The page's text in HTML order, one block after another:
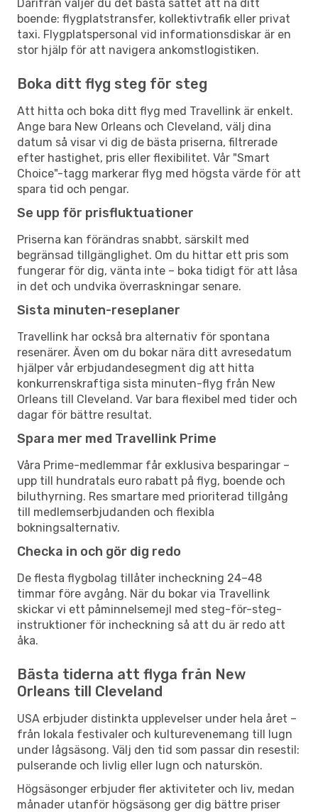
Därifrån väljer du det bästa sättet att nå ditt
boende: flygplatstransfer, kollektivtrafik eller privat
taxi. Flygplatspersonal vid informationsdiskar är en
stor hjälp för att navigera ankomstlogistiken.
Boka ditt flyg steg för steg
Att hitta och boka ditt flyg med Travellink är enkelt.
Ange bara New Orleans och Cleveland, välj dina
datum så visar vi dig de bästa priserna, filtrerade
efter hastighet, pris eller flexibilitet. Vår "Smart
Choice"-tagg markerar flyg med högsta värde för att
spara tid och pengar.
Se upp för prisfluktuationer
Priserna kan förändras snabbt, särskilt med
begränsad tillgänglighet. Om du hittar ett pris som
fungerar för dig, vänta inte – boka tidigt för att låsa
in det och undvika överraskningar senare.
Sista minuten-reseplaner
Travellink har också bra alternativ för spontana
resenärer. Även om du bokar nära ditt avresedatum
hjälper vår erbjudandesegment dig att hitta
konkurrenskraftiga sista minuten-flyg från New
Orleans till Cleveland. Var bara flexibel med tider och
dagar för bättre resultat.
Spara mer med Travellink Prime
Våra Prime-medlemmar får exklusiva besparingar –
upp till hundratals euro rabatt på flyg, boende och
biluthyrning. Res smartare med prioriterad tillgång
till medlemserbjudanden och flexibla
bokningsalternativ.
Checka in och gör dig redo
De flesta flygbolag tillåter incheckning 24–48
timmar före avgång. När du bokar via Travellink
skickar vi ett påminnelsemejl med steg-för-steg-
instruktioner för incheckning så att du är redo att
åka.
Bästa tiderna att flyga från New
Orleans till Cleveland
USA erbjuder distinkta upplevelser under hela året –
från lokala festivaler och kulturevenemang till lugn
under lågsäsong. Välj den tid som passar din resestil:
pulserande och livlig eller lugn och naturskön.
Högsäsonger erbjuder fler aktiviteter och liv, medan
månader utanför högsäsong ger dig bättre priser